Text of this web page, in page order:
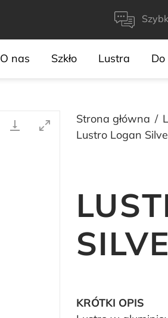
O nas Szkło Lustra
Strona główna
Lustro Logan
KRÓTKI OPIS